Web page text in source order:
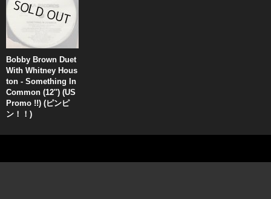
Bobby Brown Duet
With Whitney Hous
ton - Something In
Common (12'') (US
Promo !!) (ピンピ
ン！！)